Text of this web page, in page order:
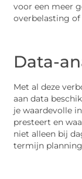
voor een meer
overbelasting
Data-
Met al deze
aan data
je waardevolle
presteert en
niet alleen bij
termijn